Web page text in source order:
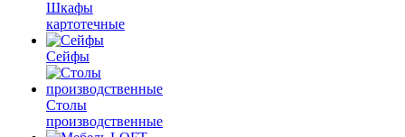
Шкафы
картотечные
Сейфы
Столы
производственные